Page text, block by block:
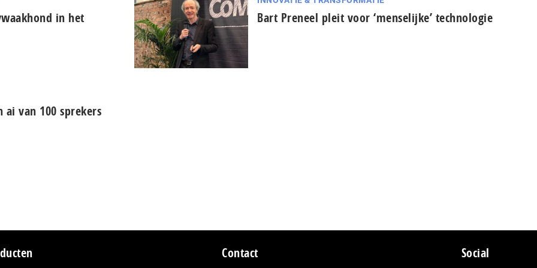
in het
Bart Preneel pleit voor ‘menselijke’ technologie
ai van 100 sprekers
Contact Social